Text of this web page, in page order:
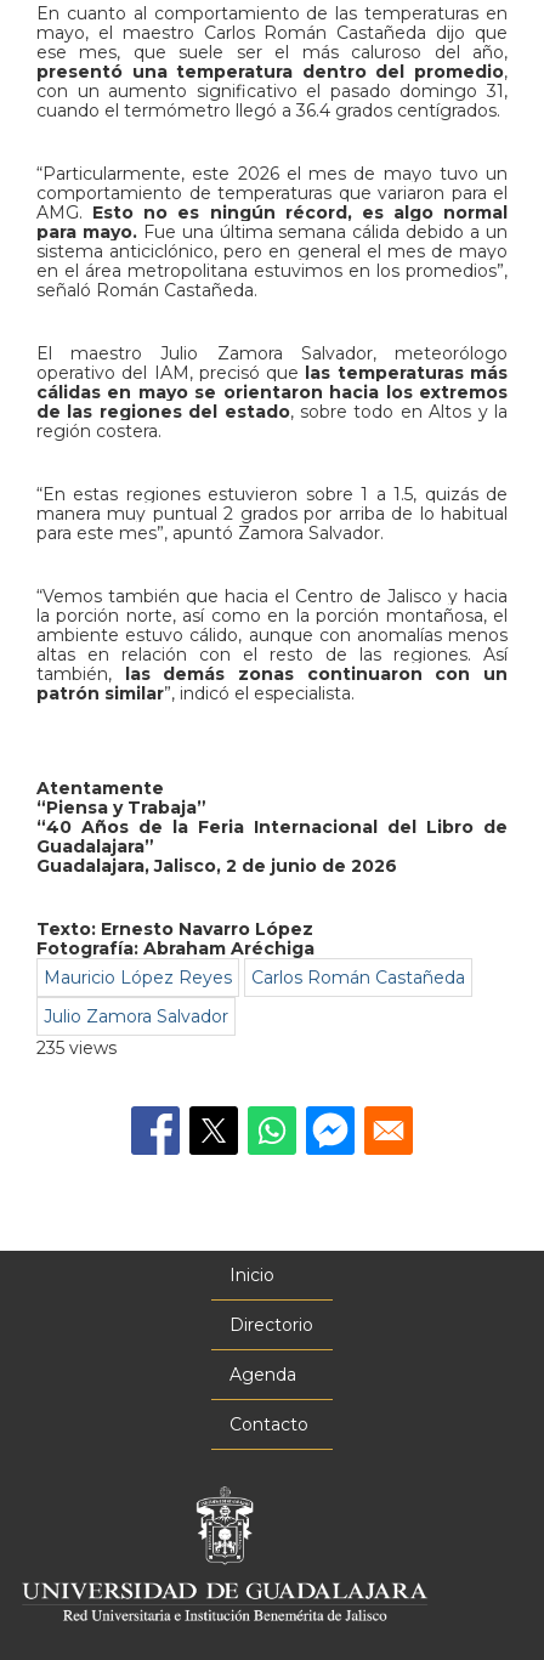
En cuanto al comportamiento de las temperaturas en
mayo, el maestro Carlos Román Castañeda dijo que
ese mes, que suele ser el más caluroso del año,
presentó una temperatura dentro del promedio,
con un aumento significativo el pasado domingo 31,
cuando el termómetro llegó a 36.4 grados centígrados.
“Particularmente, este 2026 el mes de mayo tuvo un
comportamiento de temperaturas que variaron para el
AMG. Esto no es ningún récord, es algo normal
para mayo.Fue una última semana cálida debido a un
sistema anticiclónico, pero en general el mes de mayo
en el área metropolitana estuvimos en los promedios”,
señaló Román Castañeda.
El maestro Julio Zamora Salvador, meteorólogo
operativo del IAM, precisó que las temperaturas más
cálidas en mayo se orientaron hacia los extremos
de las regiones del estado, sobre todo en Altos y la
región costera.
“En estas regiones estuvieron sobre 1 a 1.5, quizás de
manera muy puntual 2 grados por arriba de lo habitual
para este mes”, apuntó Zamora Salvador.
“Vemos también que hacia el Centro de Jalisco y hacia
la porción norte, así como en la porción montañosa, el
ambiente estuvo cálido, aunque con anomalías menos
altas en relación con el resto de las regiones. Así
también, las demás zonas continuaron con un
patrón similar”, indicó el especialista.
Atentamente
“Piensa y Trabaja”
“40 Años de la Feria Internacional del Libro de
Guadalajara”
Guadalajara, Jalisco, 2 de junio de 2026
Texto: Ernesto Navarro López
Fotografía: Abraham Aréchiga
Mauricio López Reyes
Carlos Román Castañeda
Julio Zamora Salvador
235 views
Inicio
Directorio
Agenda
Contacto